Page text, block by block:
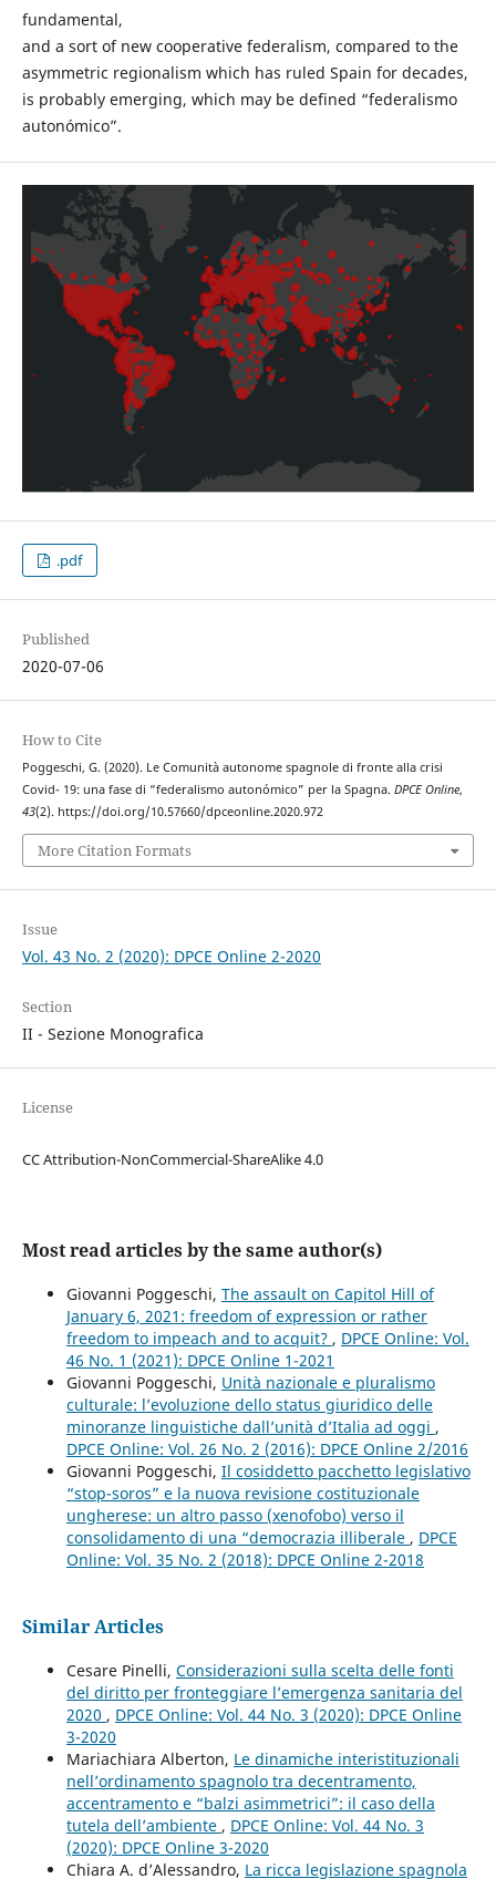
fundamental,
and a sort of new cooperative federalism, compared to the
asymmetric regionalism which has ruled Spain for decades,
is probably emerging, which may be defined “federalismo
autonómico”.
.pdf
Published
2020-07-06
How to Cite
Poggeschi, G. (2020). Le Comunità autonome spagnole di fronte alla crisi
Covid- 19: una fase di “federalismo autonómico” per la Spagna. DPCE Online,
43(2). https://doi.org/10.57660/dpceonline.2020.972
More Citation Formats
Issue
Vol. 43 No. 2 (2020): DPCE Online 2-2020
Section
II - Sezione Monografica
License
CC Attribution-NonCommercial-ShareAlike 4.0
Most read articles by the same author(s)
Giovanni Poggeschi, The assault on Capitol Hill of
January 6, 2021: freedom of expression or rather
freedom to impeach and to acquit? , DPCE Online: Vol.
46 No. 1 (2021): DPCE Online 1-2021
Giovanni Poggeschi, Unità nazionale e pluralismo
culturale: l’evoluzione dello status giuridico delle
minoranze linguistiche dall’unità d’Italia ad oggi ,
DPCE Online: Vol. 26 No. 2 (2016): DPCE Online 2/2016
Giovanni Poggeschi, Il cosiddetto pacchetto legislativo
“stop-soros” e la nuova revisione costituzionale
ungherese: un altro passo (xenofobo) verso il
consolidamento di una “democrazia illiberale , DPCE
Online: Vol. 35 No. 2 (2018): DPCE Online 2-2018
Similar Articles
Cesare Pinelli, Considerazioni sulla scelta delle fonti
del diritto per fronteggiare l’emergenza sanitaria del
2020 , DPCE Online: Vol. 44 No. 3 (2020): DPCE Online
3-2020
Mariachiara Alberton, Le dinamiche interistituzionali
nell’ordinamento spagnolo tra decentramento,
accentramento e “balzi asimmetrici”: il caso della
tutela dell’ambiente , DPCE Online: Vol. 44 No. 3
(2020): DPCE Online 3-2020
Chiara A. d’Alessandro, La ricca legislazione spagnola